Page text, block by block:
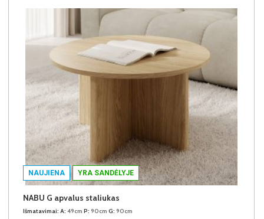
NAUJIENA YRA SANDĖLYJE
NABU G apvalus staliukas
Išmatavimai: A: 49cm P: 90cm G: 90cm